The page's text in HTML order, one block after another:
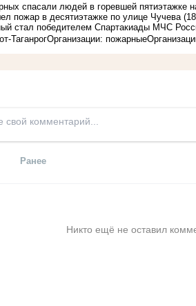
спасали людей в горевшей пятиэтажке
пожар в десятиэтажке по улице Чучева
стал победителем Спартакиады МЧС
ТаганрогОрганизации: пожарные
Ранее
Никто ещё не оставил